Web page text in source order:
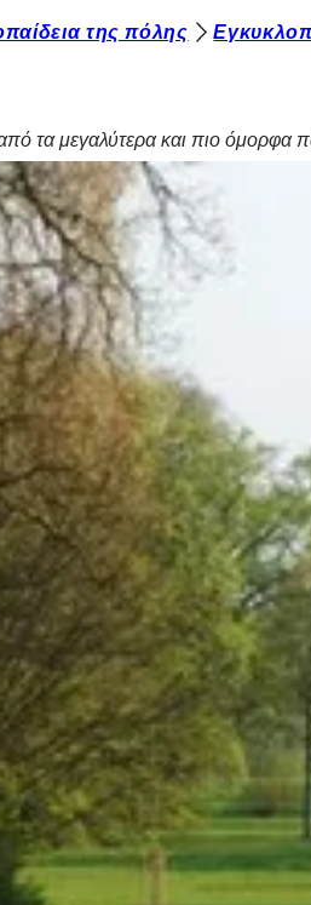
της πόλης
τα μεγαλύτερα και πιο όμορφα